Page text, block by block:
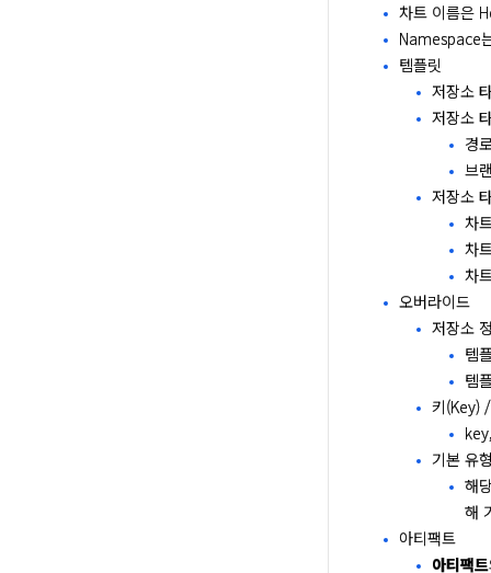
차트 이름은
Namespace
템플릿
저장소
저장소
경
브
저장소
차
차
차
오버라이드
저장소
템
템
키(Key)
기본 유
해
해
아티팩트
아티팩트